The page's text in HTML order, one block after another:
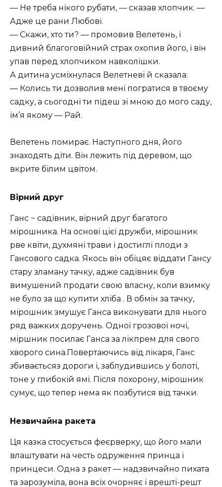
— Не треба нікого рубати, — сказав хлопчик. —
Адже це рани Любові.
— Скажи, хто ти? — промовив Велетень, і
дивний благоговійний страх охопив його, і він
упав перед хлопчиком навколішки.
А дитина усміхнулася Велетневі й сказала:
— Колись ти дозволив мені погратися в твоєму
садку, а сьогодні ти підеш зі мною до мого саду,
ім’я якому — Рай.
Велетень помирає. Наступного дня, його
знаходять діти. Він лежить під деревом, що
вкрите білим цвітом.
Вірний друг
Ганс − садівник, вірний друг багатого
мірошника. На основі цієї дружби, мірошник
рве квіти, духмяні трави і достиглі плоди з
Гансового садка. Якось він обіцяє віддати Гансу
стару зламану тачку, адже садівник був
вимушений продати свою власну, коли взимку
не було за що купити хліба . В обмін за тачку,
мірошник змушує Ганса виконувати для нього
ряд важких доручень. Одної грозової ночі,
міршник посилає Ганса за лікпрем для свого
хворого сина.Повертаючись від лікаря, Ганс
збиваєтьсяз дороги і, заблудившись у болоті,
тоне у глибокій ямі. Після похорону, мірошник
сумує, що тепер нема як позбутися від тачки.
Незвичайна ракета
Ця казка стосується феєрверку, що його мали
влаштувати на честь одруження принца і
принцеси. Одна з ракет — надзвичайно пихата
та зарозуміла, вона всіх очорняє і врешті-решт